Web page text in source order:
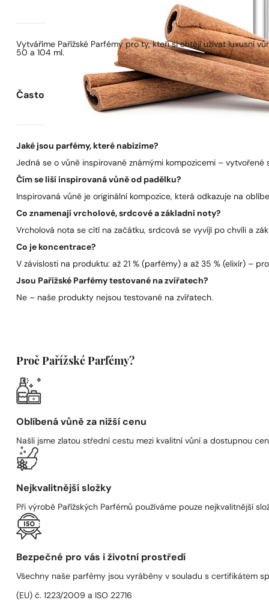
Vytváříme Pařížské Parfémy pro ty, kteří si chtějí užívat luxusní
50 a 104 ml.
Často kladené otázky
Jaké jsou parfémy, které nabízíme?
Jedná se o vůně inspirované známými kompozicemi –
Čím se liší inspirovaná vůně od padělku?
Inspirovaná vůně je originální kompozice, která odkazuje na
Co znamenají vrcholové, srdcové a základní noty?
Vrcholová nota se cítí na začátku, srdcová se vyvíjí po chvíli a
Co je koncentrace?
V závislosti na produktu: až 21 % (parfémy) a až 35 % (elixír) –
Jsou Pařížské Parfémy testované na zvířatech?
Ne – naše produkty nejsou testované na zvířatech.
Proč Pařížské Parfémy?
Oblíbená vůně za nižší cenu
Našli jsme zlatou střední cestu mezi kvalitní vůní a dostupnou
Nejkvalitnější složky
Při výrobě Pařížských Parfémů používáme pouze nejkvalitnější
Bezpečné pro vás i životní prostředí
Všechny naše parfémy jsou vyráběny v souladu s certifikátem
(EU) č. 1223/2009 a ISO 22716